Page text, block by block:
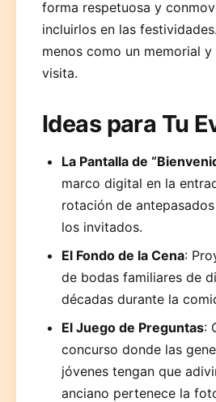
forma respetuosa y
incluirlos en las
menos como un memorial
visita.
Ideas para Tu
La Pantalla de
marco digital en la
rotación de antepasados
los invitados.
El Fondo de la Cena:
de bodas familiares de
décadas durante la
El Juego de Preguntas:
concurso donde las
jóvenes tengan que
anciano pertenece la